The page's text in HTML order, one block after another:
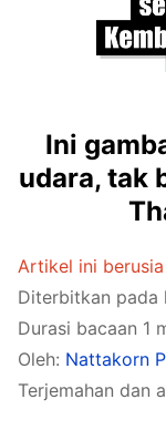
Ini
udara, tak
Artikel ini
Diterbitkan pada
Durasi bacaan 1
Oleh: Nattakorn
Terjemahan dan